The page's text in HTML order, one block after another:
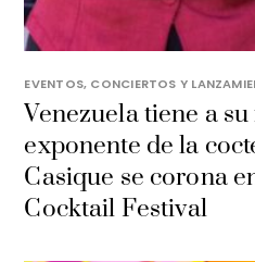
EVENTOS, CONCIERTOS Y
Venezuela tiene a
exponente de la
Casique se corona
Cocktail Festival